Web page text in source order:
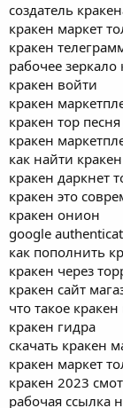
создатель
кракен маркет
кракен
рабочее зеркало
кракен войти
кракен
кракен тор песня
кракен
как найти кракен
кракен даркнет
кракен это
кракен онион
google
как пополнить
кракен через
кракен сайт
что такое
кракен гидра
скачать кракен
кракен маркет
кракен 2023
рабочая ссылка